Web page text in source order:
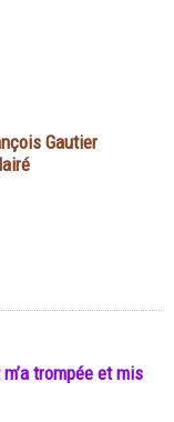
Gautier
trompée et mis